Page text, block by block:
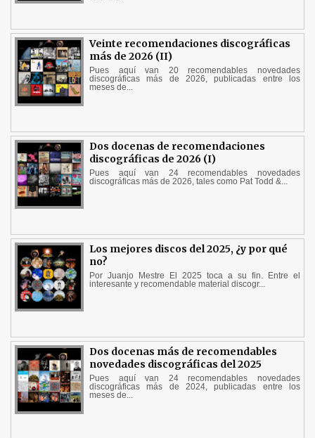
Veinte recomendaciones discográficas
más de 2026 (II)
Pues aquí van 20 recomendables novedades
discográficas más de 2026, publicadas entre los
meses de...
Dos docenas de recomendaciones
discográficas de 2026 (I)
Pues aquí van 24 recomendables novedades
discográficas más de 2026, tales como Pat Todd &...
Los mejores discos del 2025, ¿y por qué
no?
Por Juanjo Mestre El 2025 toca a su fin. Entre el
interesante y recomendable material discogr...
Dos docenas más de recomendables
novedades discográficas del 2025
Pues aquí van 24 recomendables novedades
discográficas más de 2024, publicadas entre los
meses de...